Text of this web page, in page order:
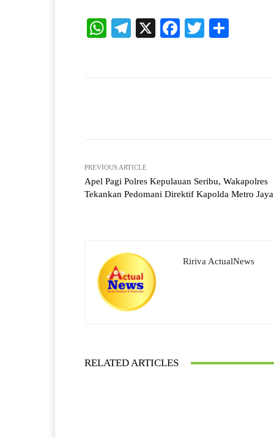
W
Te X
Fa
T
PREVIOUS ARTICLE
Apel Pagi Polres Kepulauan Seribu, Wakapolres
Tekankan Pedomani Direktif Kapolda Metro Jaya
Ririva ActualNews
RELATED ARTICLES